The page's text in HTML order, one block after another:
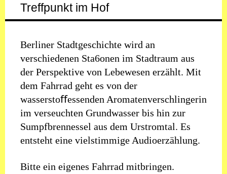
Treffpunkt im Hof
Berliner Stadtgeschichte wird an
verschiedenen Sta6onen im Stadtraum aus
der Perspektive von Lebewesen erzählt. Mit
dem Fahrrad geht es von der
wasserstoﬀessenden Aromatenverschlingerin
im verseuchten Grundwasser bis hin zur
Sumpfbrennessel aus dem Urstromtal. Es
entsteht eine vielstimmige Audioerzählung.
Bitte ein eigenes Fahrrad mitbringen.